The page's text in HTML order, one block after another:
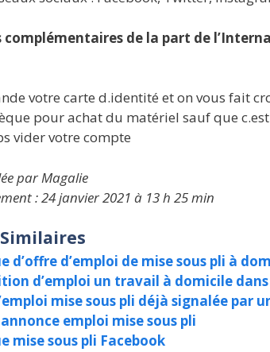
de la part de
votre carte d.identité et on vous fait
pour achat du matériel sauf que
vider votre compte
par Magalie
: 24 janvier 2021 à 13 h 25 min
d’offre d’emploi de mise sous pli à
d’emploi un travail à domicile dans
mise sous pli déjà signalée par
annonce emploi mise sous pli
mise sous pli Facebook